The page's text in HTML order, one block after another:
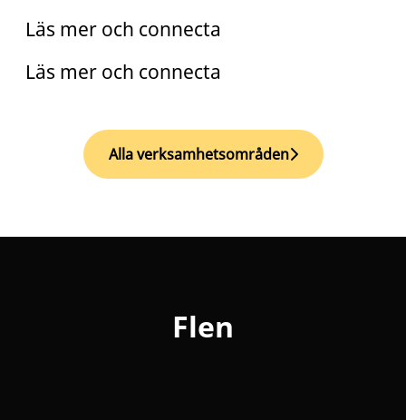
Läs mer och connecta
Läs mer och connecta
Alla verksamhetsområden
Flen